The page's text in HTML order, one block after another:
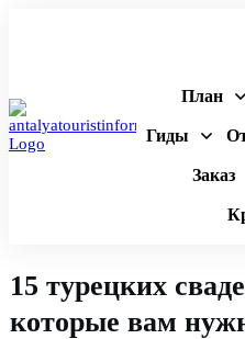
План
Гиды
Заказ
15 турецких
которые вам